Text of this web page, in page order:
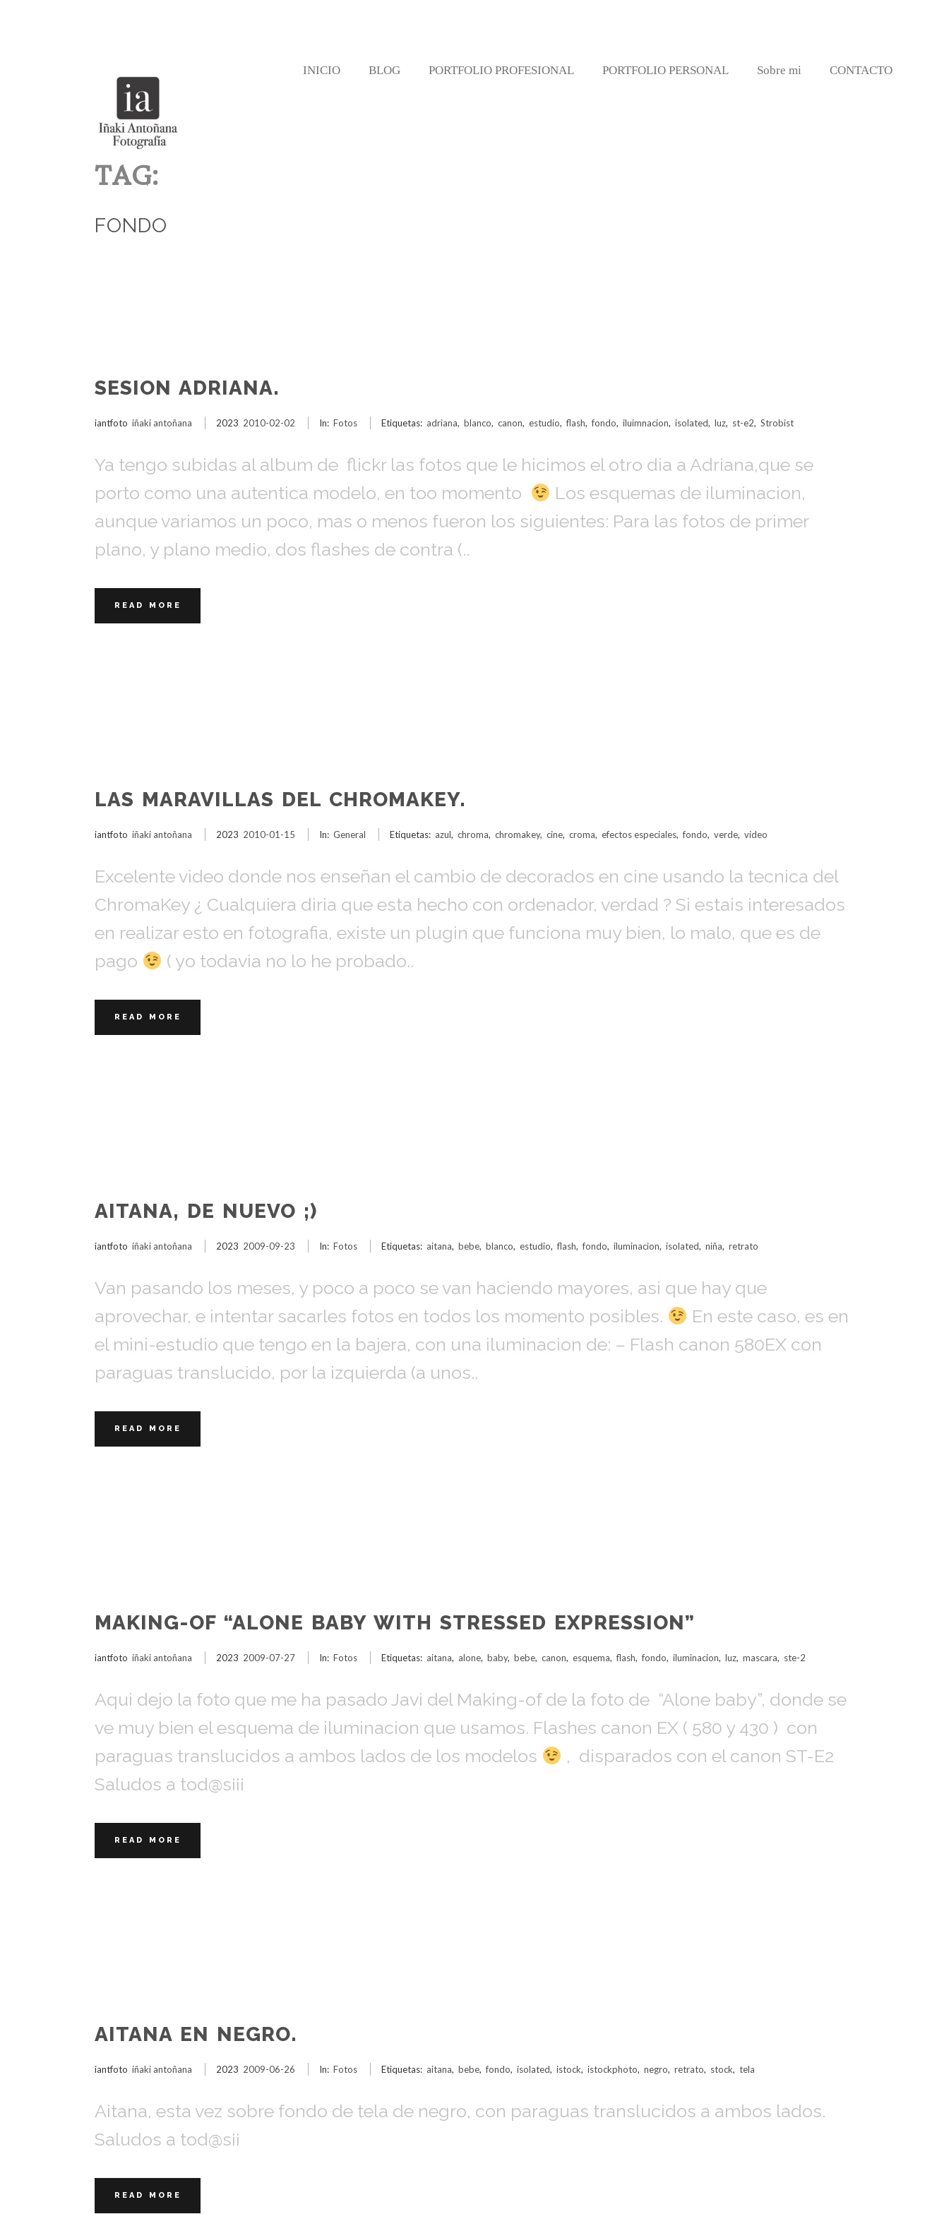
INICIO BLOG PORTFOLIO PROFESIONAL PORTFOLIO PERSONAL Sobre mi CONTACTO
TAG:
FONDO
SESION ADRIANA.
iantfoto iñaki antoñana 2023 2010-02-02 In: Fotos Etiquetas: adriana, blanco, canon, estudio, flash, fondo, iluimnacion, isolated, luz, st-e2, Strobist
Ya tengo subidas al album de flickr las fotos que le hicimos el otro dia a Adriana,que se
porto como una autentica modelo, en too momento
Los esquemas de iluminacion,
aunque variamos un poco, mas o menos fueron los siguientes: Para las fotos de primer
plano, y plano medio, dos flashes de contra (..
READ MORE
LAS MARAVILLAS DEL CHROMAKEY.
iantfoto iñaki antoñana 2023 2010-01-15 In: General Etiquetas: azul, chroma, chromakey, cine, croma, efectos especiales, fondo, verde, video
Excelente video donde nos enseñan el cambio de decorados en cine usando la tecnica del
ChromaKey ¿ Cualquiera diria que esta hecho con ordenador, verdad ? Si estais interesados
en realizar esto en fotografia, existe un plugin que funciona muy bien, lo malo, que es de
pago
( yo todavia no lo he probado..
READ MORE
AITANA, DE NUEVO ;)
iantfoto iñaki antoñana 2023 2009-09-23 In: Fotos Etiquetas: aitana, bebe, blanco, estudio, flash, fondo, iluminacion, isolated, niña, retrato
Van pasando los meses, y poco a poco se van haciendo mayores, asi que hay que
aprovechar, e intentar sacarles fotos en todos los momento posibles.
En este caso, es en
el mini-estudio que tengo en la bajera, con una iluminacion de: – Flash canon 580EX con
paraguas translucido, por la izquierda (a unos..
READ MORE
MAKING-OF “ALONE BABY WITH STRESSED EXPRESSION”
iantfoto iñaki antoñana 2023 2009-07-27 In: Fotos Etiquetas: aitana, alone, baby, bebe, canon, esquema, flash, fondo, iluminacion, luz, mascara, ste-2
Aqui dejo la foto que me ha pasado Javi del Making-of de la foto de “Alone baby”, donde se
ve muy bien el esquema de iluminacion que usamos. Flashes canon EX ( 580 y 430 ) con
paraguas translucidos a ambos lados de los modelos
, disparados con el canon ST-E2
Saludos a tod@s¡¡¡
READ MORE
AITANA EN NEGRO.
iantfoto iñaki antoñana 2023 2009-06-26 In: Fotos Etiquetas: aitana, bebe, fondo, isolated, istock, istockphoto, negro, retrato, stock, tela
Aitana, esta vez sobre fondo de tela de negro, con paraguas translucidos a ambos lados.
Saludos a tod@s¡¡
READ MORE